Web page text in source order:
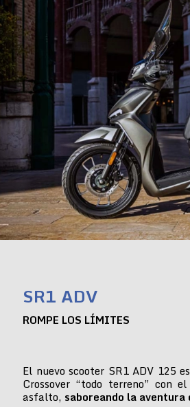
SR1 ADV
ROMPE LOS LÍMITES
El nuevo scooter SR1 ADV 125
Crossover “todo terreno” con
asfalto, saboreando la